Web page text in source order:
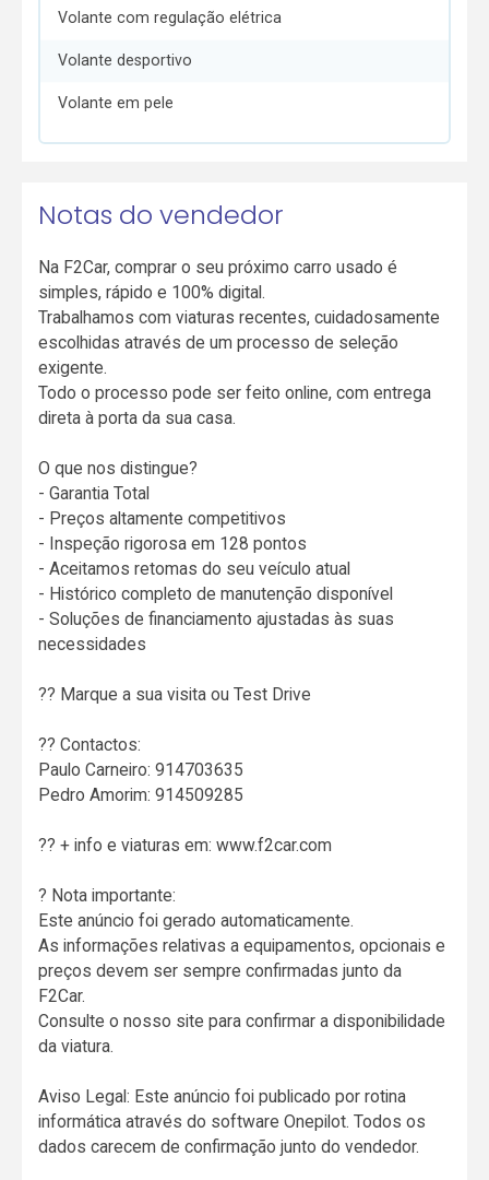
Volante com regulação elétrica
Volante desportivo
Volante em pele
Notas do vendedor
Na F2Car, comprar o seu próximo carro usado é
simples, rápido e 100% digital.
Trabalhamos com viaturas recentes, cuidadosamente
escolhidas através de um processo de seleção
exigente.
Todo o processo pode ser feito online, com entrega
direta à porta da sua casa.
O que nos distingue?
- Garantia Total
- Preços altamente competitivos
- Inspeção rigorosa em 128 pontos
- Aceitamos retomas do seu veículo atual
- Histórico completo de manutenção disponível
- Soluções de financiamento ajustadas às suas
necessidades
?? Marque a sua visita ou Test Drive
?? Contactos:
Paulo Carneiro: 914703635
Pedro Amorim: 914509285
?? + info e viaturas em: www.f2car.com
? Nota importante:
Este anúncio foi gerado automaticamente.
As informações relativas a equipamentos, opcionais e
preços devem ser sempre confirmadas junto da
F2Car.
Consulte o nosso site para confirmar a disponibilidade
da viatura.
Aviso Legal: Este anúncio foi publicado por rotina
informática através do software Onepilot. Todos os
dados carecem de confirmação junto do vendedor.